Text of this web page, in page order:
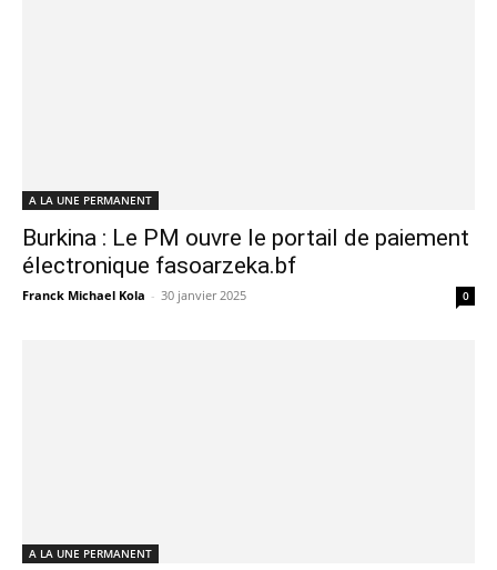
A LA UNE PERMANENT
Burkina : Le PM ouvre le portail de paiement
électronique fasoarzeka.bf
Franck Michael Kola - 30 janvier 2025 0
A LA UNE PERMANENT